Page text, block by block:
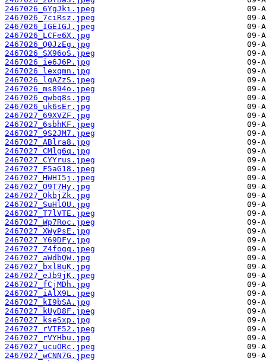
2467026_6YgJki.jpeg
2467026_7ciRsz.jpeg
2467026_IGEIGJ.jpeg
2467026_LCFe6X.jpg
2467026_Q0JzEg.jpg
2467026_SX96oS.jpeg
2467026_ie6J6P.jpg
2467026_lexqmn.jpg
2467026_lqAZzS.jpeg
2467026_ms894o.jpeg
2467026_qwbq8s.jpg
2467026_uk6sEr.jpg
2467027_69XVZF.jpg
2467027_6sbhKF.jpeg
2467027_9S2JM7.jpeg
2467027_ABlra8.jpg
2467027_CMlg6q.jpg
2467027_CYYrus.jpeg
2467027_F5aG18.jpeg
2467027_HWHI5j.jpeg
2467027_O9T7Hy.jpg
2467027_QkbjZk.jpg
2467027_SuHlOU.jpg
2467027_T7lVTE.jpeg
2467027_Wp7Roc.jpeg
2467027_XWyPsE.jpg
2467027_Y69DFy.jpg
2467027_Z4fogq.jpeg
2467027_aWdbQW.jpg
2467027_bxlBuK.jpg
2467027_eJb9jK.jpeg
2467027_fCjMDh.jpg
2467027_iAlX9L.jpeg
2467027_kI9bSA.jpg
2467027_kUyD8F.jpeg
2467027_kseSxp.jpg
2467027_rVTF52.jpeg
2467027_rVYHbu.jpg
2467027_ucuORc.jpeg
2467027_wCNN7G.jpeg